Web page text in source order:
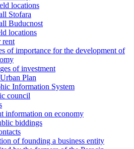
locations
Stofara
Buducnost
locations
rent
of importance for the development of
of investment
Plan
Information System
council
information on economy
biddings
of founding a business entity